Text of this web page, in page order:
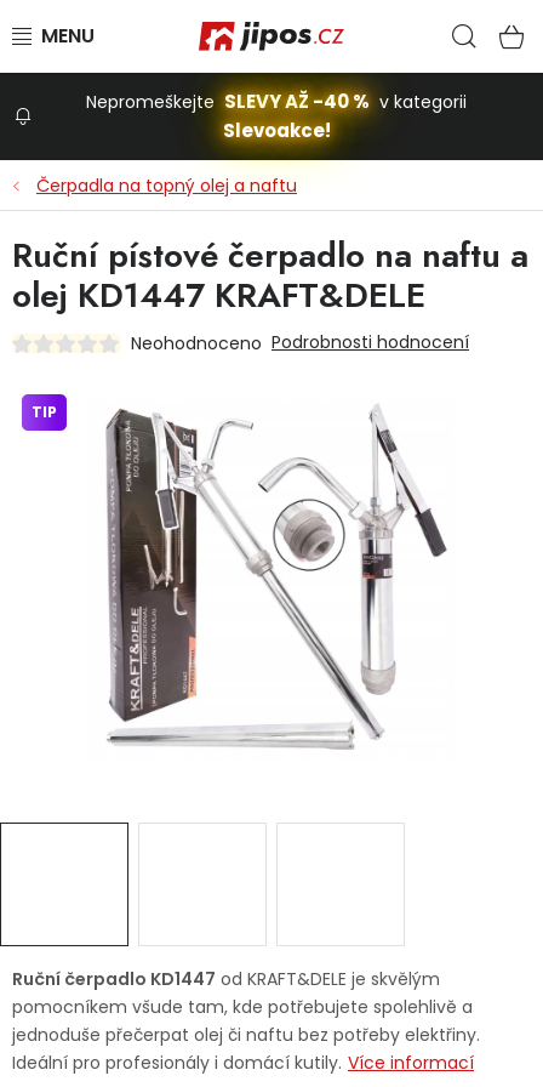
Stavba a dům
Domácnost
Dětská hřiště
Autodoplňky
Vánoce
Značky
Nepromeškejte SLEVY AŽ -40 % v kategorii
Slevoakce!
Čerpadla na topný olej a naftu
Ruční čerpadlo KD1447 od KRAFT&DELE je skvělým
pomocníkem všude tam, kde potřebujete spolehlivě a
jednoduše přečerpat olej či naftu bez potřeby elektřiny.
Ideální pro profesionály i domácí kutily. Více informací
Ruční pístové čerpadlo na naftu a
olej KD1447 KRAFT&DELE
Neohodnoceno Podrobnosti hodnocení
TIP